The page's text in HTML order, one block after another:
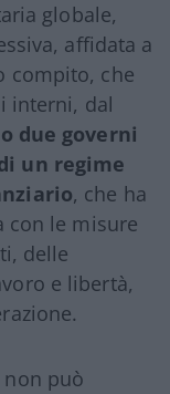
globale,
affidata a
compito, che
interni, dal
due governi
un regime
, che ha
con le misure
delle
e libertà,
può